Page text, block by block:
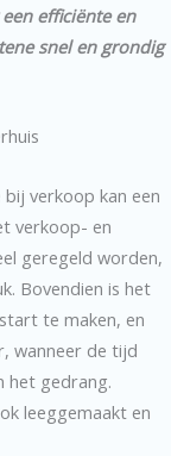
efficiënte en
snel en grondig
verkoop kan een
verkoop- en
geregeld worden,
Bovendien is het
te maken, en
wanneer de tijd
het gedrang.
leeggemaakt en